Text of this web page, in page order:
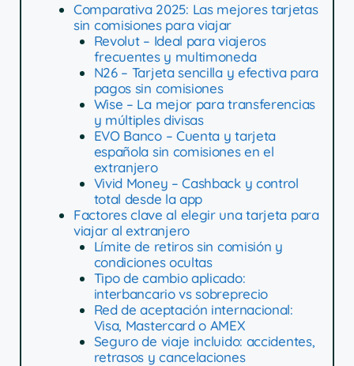
Comparativa 2025: Las mejores tarjetas
sin comisiones para viajar
Revolut – Ideal para viajeros
frecuentes y multimoneda
N26 – Tarjeta sencilla y efectiva para
pagos sin comisiones
Wise – La mejor para transferencias
y múltiples divisas
EVO Banco – Cuenta y tarjeta
española sin comisiones en el
extranjero
Vivid Money – Cashback y control
total desde la app
Factores clave al elegir una tarjeta para
viajar al extranjero
Límite de retiros sin comisión y
condiciones ocultas
Tipo de cambio aplicado:
interbancario vs sobreprecio
Red de aceptación internacional:
Visa, Mastercard o AMEX
Seguro de viaje incluido: accidentes,
retrasos y cancelaciones